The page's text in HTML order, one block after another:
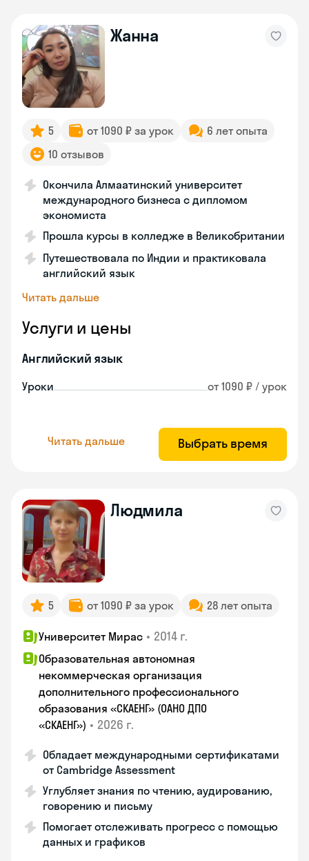
Жанна
5 от 1090 ₽ за урок
6 лет опыта
10 отзывов
Окончила Алмаатинский университет
международного бизнеса с дипломом
экономиста
Прошла курсы в колледже в Великобритании
Путешествовала по Индии и практиковала
английский язык
Читать дальше
Услуги и цены
Английский язык
Уроки от 1090 ₽ / урок
Читать дальше Выбрать время
Людмила
5 от 1090 ₽ за урок 28 лет опыта
Университет Мирас • 2014 г.
Образовательная автономная
некоммерческая организация
дополнительного профессионального
образования «СКАЕНГ» (ОАНО ДПО
«СКАЕНГ») • 2026 г.
Обладает международными сертификатами
от Cambridge Assessment
Углубляет знания по чтению, аудированию,
говорению и письму
Помогает отслеживать прогресс с помощью
данных и графиков